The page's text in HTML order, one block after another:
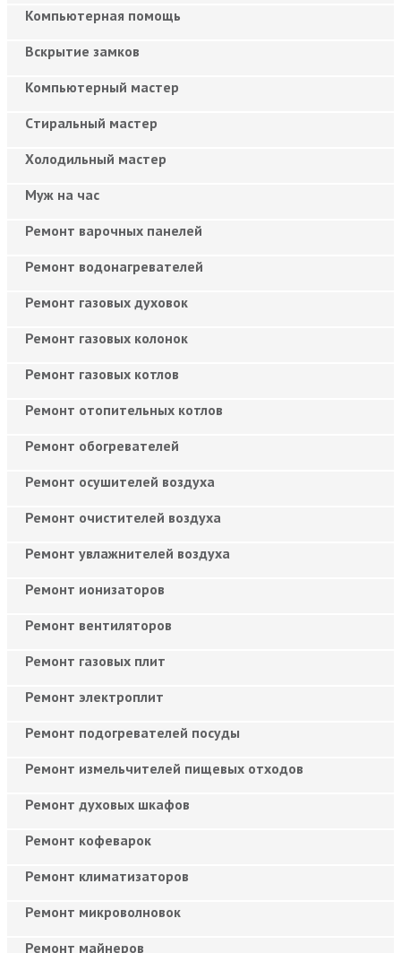
Компьютерная помощь
Вскрытие замков
Компьютерный мастер
Cтиральный мастер
Холодильный мастер
Муж на час
Ремонт варочных панелей
Ремонт водонагревателей
Ремонт газовых духовок
Ремонт газовых колонок
Ремонт газовых котлов
Ремонт отопительных котлов
Ремонт обогревателей
Ремонт осушителей воздуха
Ремонт очистителей воздуха
Ремонт увлажнителей воздуха
Ремонт ионизаторов
Ремонт вентиляторов
Ремонт газовых плит
Ремонт электроплит
Ремонт подогревателей посуды
Ремонт измельчителей пищевых отходов
Ремонт духовых шкафов
Ремонт кофеварок
Ремонт климатизаторов
Ремонт микроволновок
Ремонт майнеров